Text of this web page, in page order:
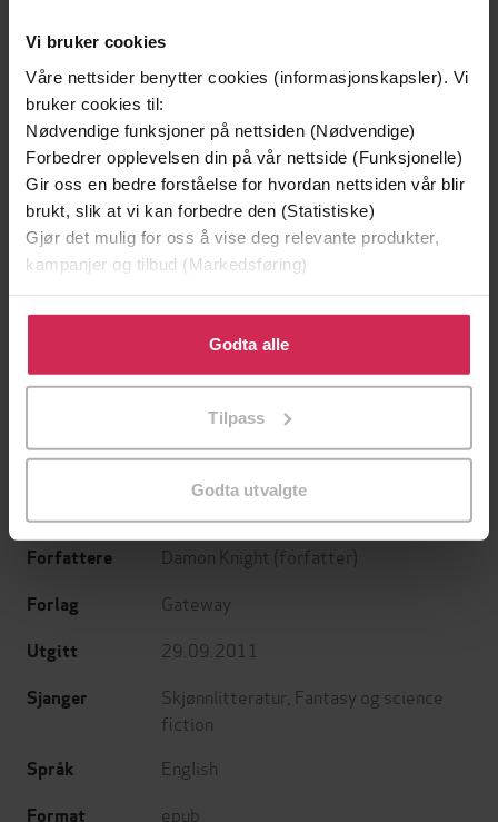
Vi bruker cookies
Våre nettsider benytter cookies (informasjonskapsler). Vi
bruker cookies til:
Nødvendige funksjoner på nettsiden (Nødvendige)
Forbedrer opplevelsen din på vår nettside (Funksjonelle)
Gir oss en bedre forståelse for hvordan nettsiden vår blir
brukt, slik at vi kan forbedre den (Statistiske)
Gjør det mulig for oss å vise deg relevante produkter,
kampanjer og tilbud (Markedsføring)
Klikk på «Godta alle» for å gi oss ditt samtykke til å
bruke cookies for alle disse formålene. Du kan også
tilpasse ditt samtykke til spesifikke formål ved å klikke
Godta alle
Tilpass
Godta utvalgte
Doppler
Naiv. Super
Forfattere Damon Knight (forfatter)
Forlag Gateway
Utgitt 29.09.2011
Sjanger Skjønnlitteratur Fantasy og science
fiction
Språk English
Format epub